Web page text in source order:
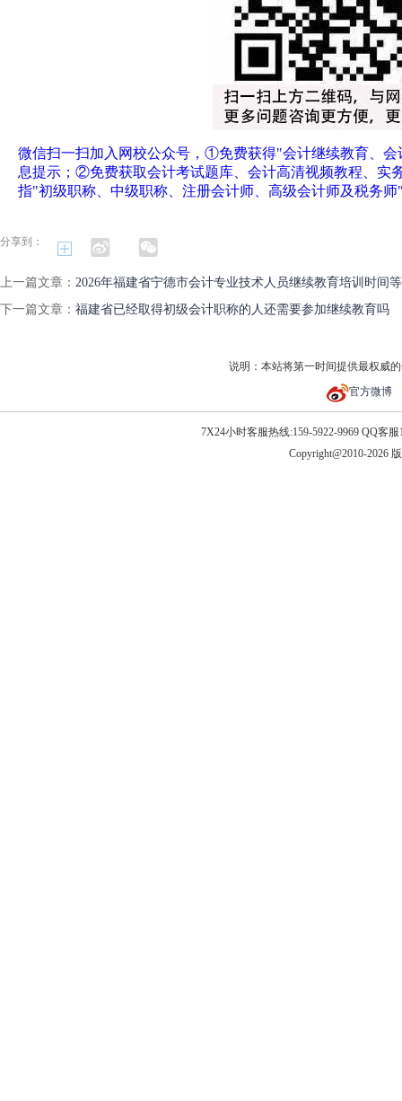
微信扫一扫加入网校公众号，①免费获得"会计继续教育、
息提示；②免费获取会计考试题库、会计高清视频教程、实
指"初级职称、中级职称、注册会计师、高级会计师及税务
分享到：
上一篇文章： 2026年福建省宁德市会计专业技术人员继续教育培训时间
下一篇文章： 福建省已经取得初级会计职称的人还需要参加继续教育吗
说明：本站将第一时间提供最权威
官方微博
7X24小时客服热线:159-5922-9969 QQ客服
Copyright@2010-2026